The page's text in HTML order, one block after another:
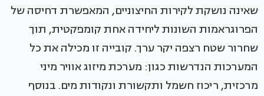
שאינה נושקת לקירות החיצוניים, המאפשרת דחיסה של
הפרוגראמות השונות ליחידה אחת קומפקטית, תוך
שחרור שטח רצפה יקר ערך. קובייה זו מכילה את כל
המערכות הנדרשות כגון: מערכת מיזוג אוויר מיני
מרכזית, ריכוז חשמל ותקשורת ונקודות מים. בנוסף